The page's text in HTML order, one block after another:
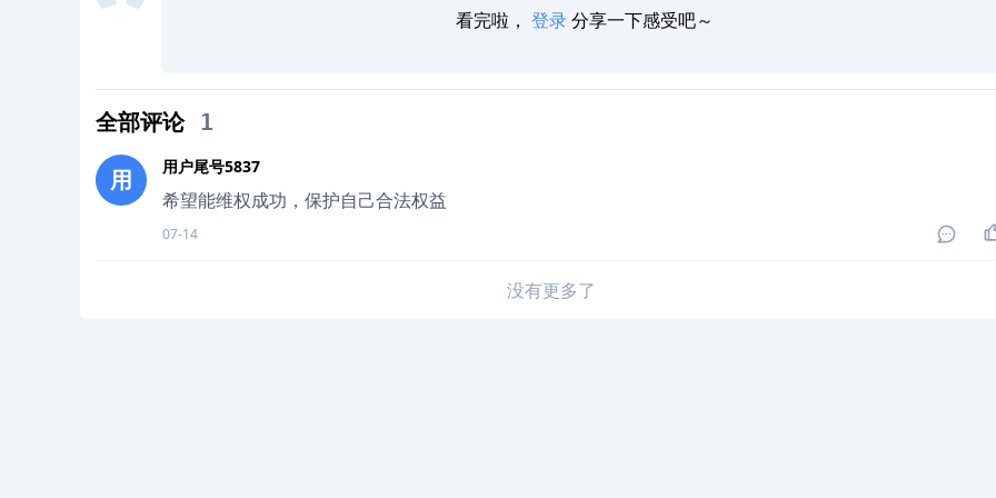
看完啦， 登录分享一下感受吧～
全部评论 1
用 用户尾号5837
希望能维权成功，保护自己合法权益
07-14
没有更多了